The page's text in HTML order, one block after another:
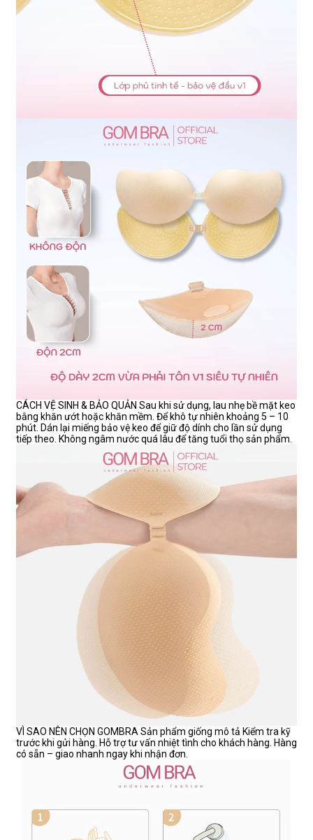
CÁCH VỆ SINH & BẢO QUẢN Sau khi sử dụng, lau nhẹ bề mặt keo
bằng khăn ướt hoặc khăn mềm. Để khô tự nhiên khoảng 5 – 10
phút. Dán lại miếng bảo vệ keo để giữ độ dính cho lần sử dụng
tiếp theo. Không ngâm nước quá lâu để tăng tuổi thọ sản phẩm.
VÌ SAO NÊN CHỌN GOMBRA Sản phẩm giống mô tả Kiểm tra kỹ
trước khi gửi hàng. Hỗ trợ tư vấn nhiệt tình cho khách hàng. Hàng
có sẵn – giao nhanh ngay khi nhận đơn.